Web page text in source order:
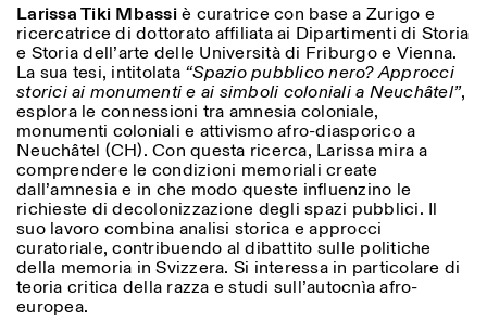
Larissa Tiki Mbassiè curatrice con base a Zurigo e
ricercatrice di dottorato affiliata ai Dipartimenti di Storia
e Storia dell’arte delle Università di Friburgo e Vienna.
La sua tesi, intitolata “Spazio pubblico nero? Approcci
storici ai monumenti e ai simboli coloniali a Neuchâtel”,
esplora le connessioni tra amnesia coloniale,
monumenti coloniali e attivismo afro-diasporico a
Neuchâtel (CH). Con questa ricerca, Larissa mira a
comprendere le condizioni memoriali create
dall’amnesia e in che modo queste influenzino le
richieste di decolonizzazione degli spazi pubblici. Il
suo lavoro combina analisi storica e approcci
curatoriale, contribuendo al dibattito sulle politiche
della memoria in Svizzera. Si interessa in particolare di
teoria critica della razza e studi sull’autocnìa afro-
europea.